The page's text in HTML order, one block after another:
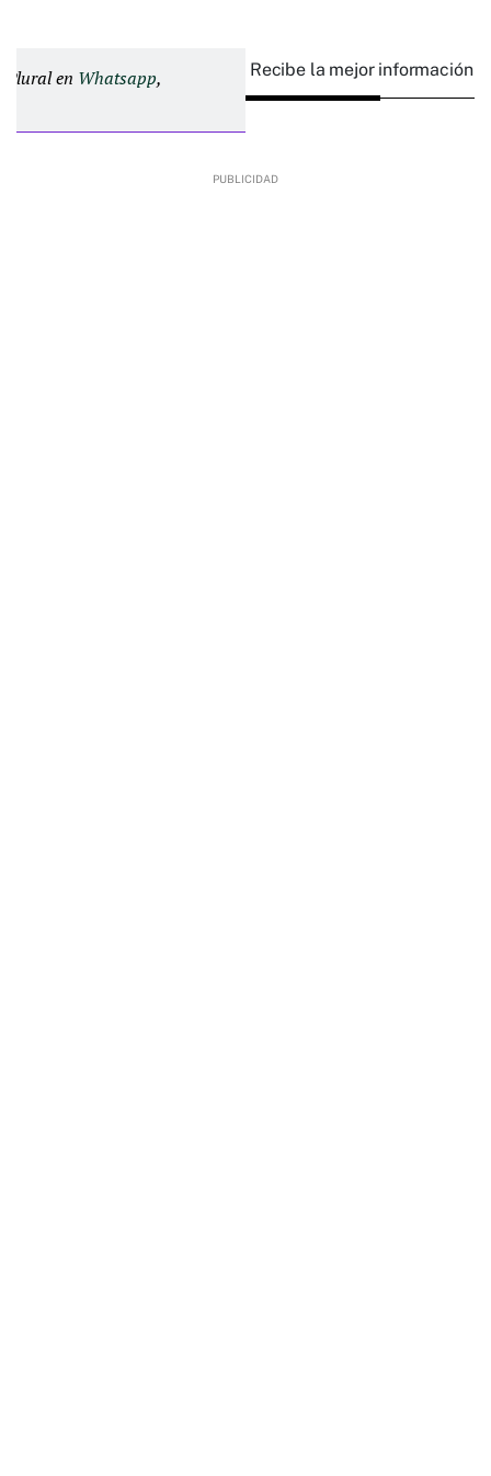
Plural en Whatsapp, Recibe la mejor información